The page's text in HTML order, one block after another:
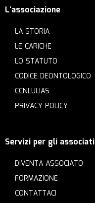
L'associazione
LA STORIA
LE CARICHE
LO STATUTO
CODICE DEONTOLOGICO
CCNLULIAS
PRIVACY POLICY
Servizi per gli associati
DIVENTA ASSOCIATO
FORMAZIONE
CONTATTACI